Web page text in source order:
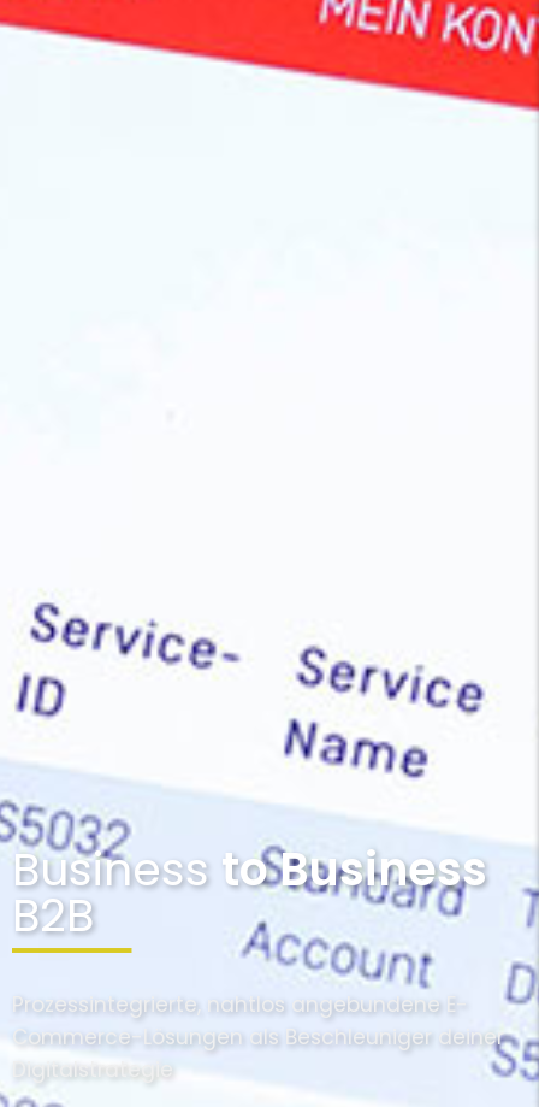
Business to Business
B2B
Prozessintegrierte, nahtlos angebundene E-
Commerce-Lösungen als Beschleuniger deiner
Digitalstrategie